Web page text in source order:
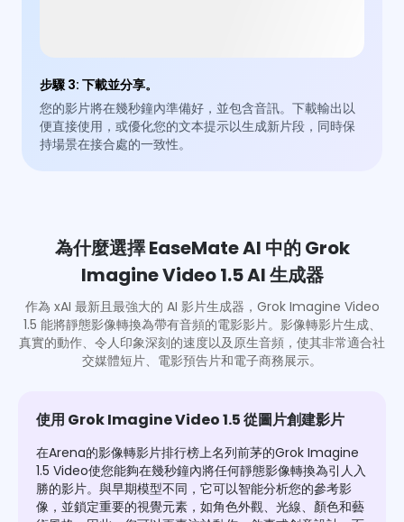
步驟 3:下載並分享。
您的影片將在幾秒鐘內準備好，並包含音訊。下載輸出以
便直接使用，或優化您的文本提示以生成新片段，同時保
持場景在接合處的一致性。
為什麼選擇 EaseMate AI 中的 Grok
Imagine Video 1.5 AI 生成器
作為 xAI 最新且最強大的 AI 影片生成器，Grok Imagine Video
1.5 能將靜態影像轉換為帶有音頻的電影影片。影像轉影片生成、
真實的動作、令人印象深刻的速度以及原生音頻，使其非常適合社
交媒體短片、電影預告片和電子商務展示。
使用 Grok Imagine Video 1.5 從圖片創建影片
在Arena的影像轉影片排行榜上名列前茅的Grok Imagine
1.5 Video使您能夠在幾秒鐘內將任何靜態影像轉換為引人入
勝的影片。與早期模型不同，它可以智能分析您的參考影
像，並鎖定重要的視覺元素，如角色外觀、光線、顏色和藝